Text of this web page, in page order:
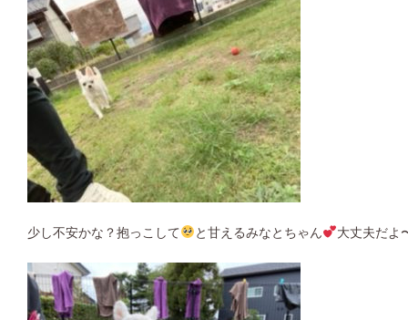
少し不安かな？抱っこして と甘えるみなとちゃん 大丈夫だよ